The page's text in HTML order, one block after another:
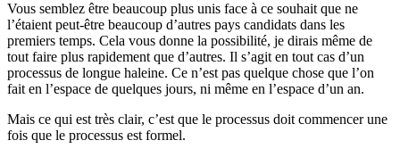
Vous semblez être beaucoup plus unis face à ce souhait que ne
l’étaient peut-être beaucoup d’autres pays candidats dans les
premiers temps. Cela vous donne la possibilité, je dirais même de
tout faire plus rapidement que d’autres. Il s’agit en tout cas d’un
processus de longue haleine. Ce n’est pas quelque chose que l’on
fait en l’espace de quelques jours, ni même en l’espace d’un an.
Mais ce qui est très clair, c’est que le processus doit commencer une
fois que le processus est formel.